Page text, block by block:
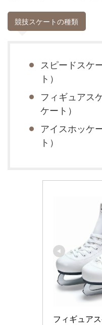
競技スケートの種類
スピードスケ
ト）
フィギュアス
ケート）
アイスホッケ
ト）
フィギュア